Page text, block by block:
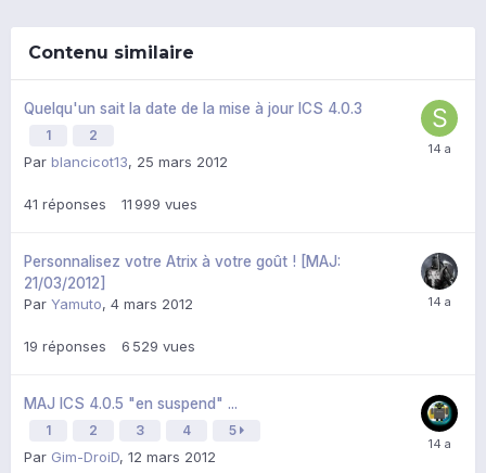
Contenu similaire
Quelqu'un sait la date de la mise à jour ICS 4.0.3
1 2
Par blancicot13, 25 mars 2012
41 réponses 11 999 vues
Personnalisez votre Atrix à votre goût ! [MAJ:
21/03/2012]
Par Yamuto, 4 mars 2012
19 réponses 6 529 vues
MAJ ICS 4.0.5 "en suspend" ...
1 2 3 4 5
Par Gim-DroiD, 12 mars 2012